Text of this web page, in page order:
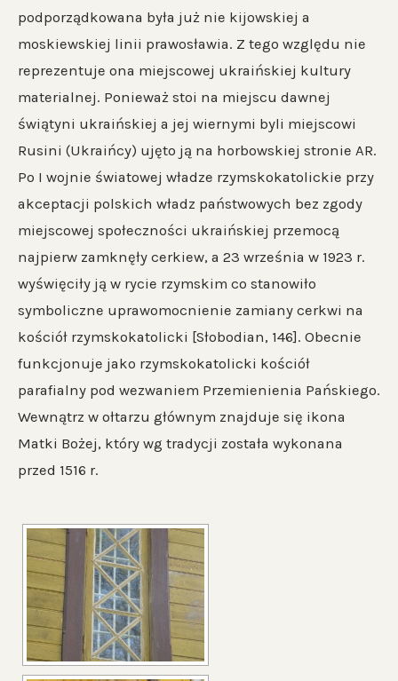
podporządkowana była już nie kijowskiej a
moskiewskiej linii prawosławia. Z tego względu nie
reprezentuje ona miejscowej ukraińskiej kultury
materialnej. Ponieważ stoi na miejscu dawnej
świątyni ukraińskiej a jej wiernymi byli miejscowi
Rusini (Ukraińcy) ujęto ją na horbowskiej stronie AR.
Po I wojnie światowej władze rzymskokatolickie przy
akceptacji polskich władz państwowych bez zgody
miejscowej społeczności ukraińskiej przemocą
najpierw zamknęły cerkiew, a 23 września w 1923 r.
wyświęciły ją w rycie rzymskim co stanowiło
symboliczne uprawomocnienie zamiany cerkwi na
kościół rzymskokatolicki [Słobodian, 146]. Obecnie
funkcjonuje jako rzymskokatolicki kościół
parafialny pod wezwaniem Przemienienia Pańskiego.
Wewnątrz w ołtarzu głównym znajduje się ikona
Matki Bożej, który wg tradycji została wykonana
przed 1516 r.